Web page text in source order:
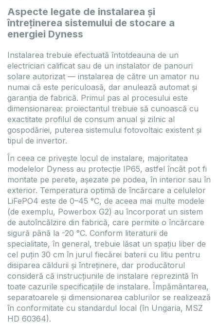
Aspecte legate de instalarea și
întreținerea sistemului de stocare a
energiei Dyness
Instalarea trebuie efectuată întotdeauna de un
electrician calificat sau de un instalator de panouri
solare autorizat — instalarea de către un amator nu
numai că este periculoasă, dar anulează automat și
garanția de fabrică. Primul pas al procesului este
dimensionarea: proiectantul trebuie să cunoască cu
exactitate profilul de consum anual și zilnic al
gospodăriei, puterea sistemului fotovoltaic existent și
tipul de invertor.
În ceea ce privește locul de instalare, majoritatea
modelelor Dyness au protecție IP65, astfel încât pot fi
montate pe perete, așezate pe podea, în interior sau în
exterior. Temperatura optimă de încărcare a celulelor
LiFePO4 este de 0–45 °C, de aceea mai multe modele
(de exemplu, Powerbox G2) au încorporat un sistem
de autoîncălzire din fabrică, care permite o încărcare
sigură până la -20 °C. Conform literaturii de
specialitate, în general, trebuie lăsat un spațiu liber de
cel puțin 30 cm în jurul fiecărei baterii cu litiu pentru
disiparea căldurii și întreținere, dar producătorul
consideră că instrucțiunile de instalare reprezintă în
toate cazurile specificațiile de instalare. Împământarea,
separatoarele și dimensionarea cablurilor se realizează
în conformitate cu standardul local (în Ungaria, MSZ
HD 60364).